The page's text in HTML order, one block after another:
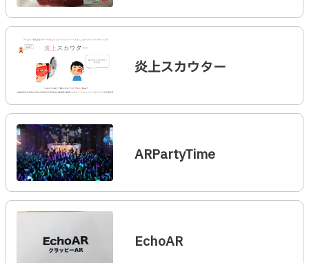
炎上スカウター
ARPartyTime
EchoAR